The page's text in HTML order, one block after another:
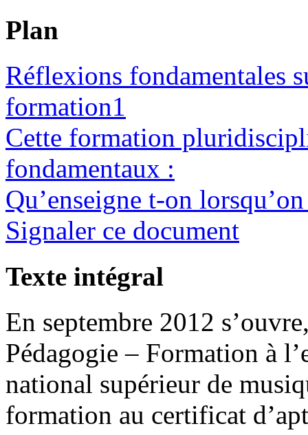
Plan
Réflexions fondamentales
formation1
Cette formation
fondamentaux :
Qu’enseigne t-on
Signaler ce document
Texte intégral
En septembre 2012
Pédagogie – Formation à
national supérieur de
formation au certificat